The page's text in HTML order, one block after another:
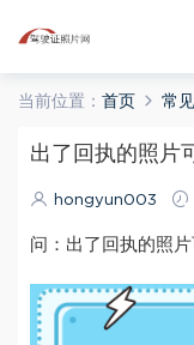
当前位置： 首页 常
出了回执的照片
hongyun003
问：出了回执的照